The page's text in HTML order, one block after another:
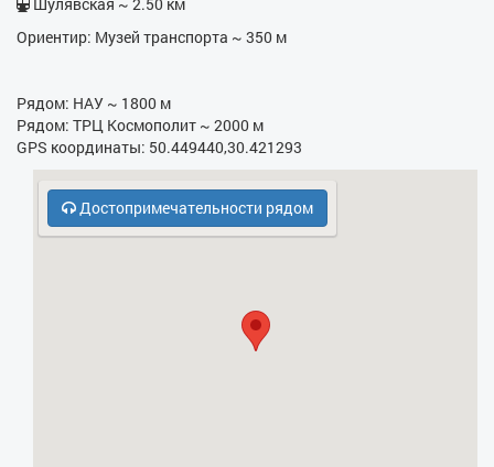
- Гладильная доска
- Электрочайник
- СВЧ
- Охрана, консьерж
Ориентир: Музей транспорта ~ 350 м
Рядом: НАУ ~ 1800 м
Рядом: ТРЦ Космополит ~ 2000 м
GPS координаты: 50.449440,30.421293
Достопримечательности рядом